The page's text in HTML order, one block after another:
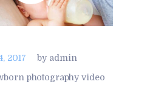
2017
by admin
photography video